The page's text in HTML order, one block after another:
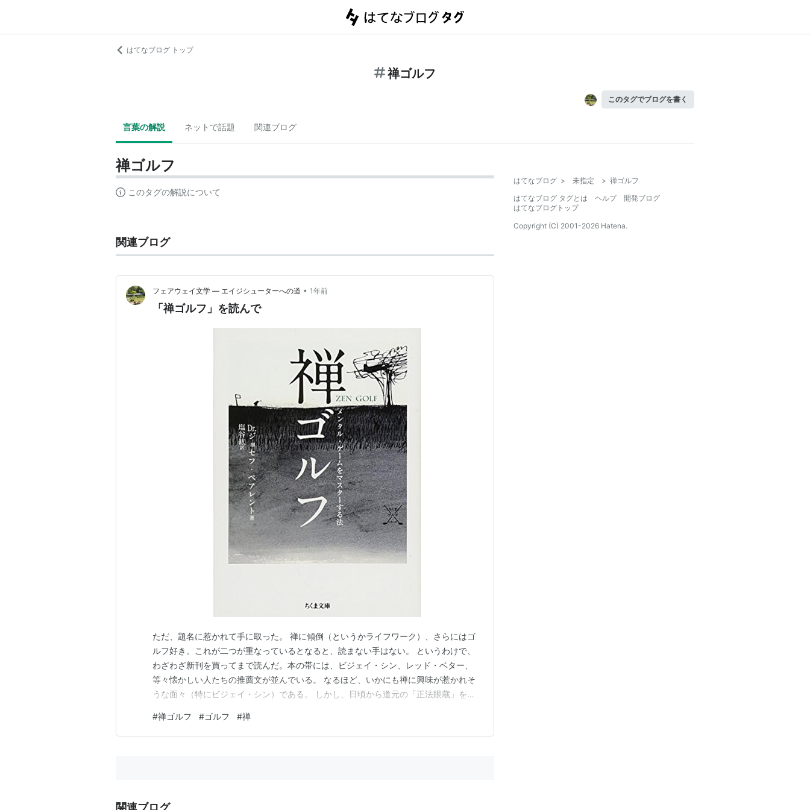
はてなブログ トップ
禅ゴルフ
このタグでブログを書く
言葉の解説 ネットで話題 関連ブログ
禅ゴルフ
このタグの解説について
関連ブログ
フェアウェイ文学 ― エイジシューターへの道 • 1年前
「禅ゴルフ」を読んで
ただ、題名に惹かれて手に取った。 禅に傾倒（というかライフワーク）、さらにはゴ
ルフ好き。これが二つが重なっているとなると、読まない手はない。 というわけで、
わざわざ新刊を買ってまで読んだ。本の帯には、ビジェイ・シン、レッド・ベター、
等々懐かしい人たちの推薦文が並んでいる。 なるほど、いかにも禅に興味が惹かれそ
うな面々（特にビジェイ・シン）である。 しかし、日頃から道元の「正法眼蔵」を愛
は、たしかに禅とは謳われていても、どこか禅というよりも、老子や荘子の話に近く感
じた。 いっとき、外国では、「禅」と名がつけば、こうした…
#禅ゴルフ #ゴルフ #禅
関連ブログ
はてなブログ > 未指定 > 禅ゴルフ
はてなブログ タグとは
ヘルプ
開発ブログ
はてなブログトップ
Copyright (C) 2001-2026 Hatena.